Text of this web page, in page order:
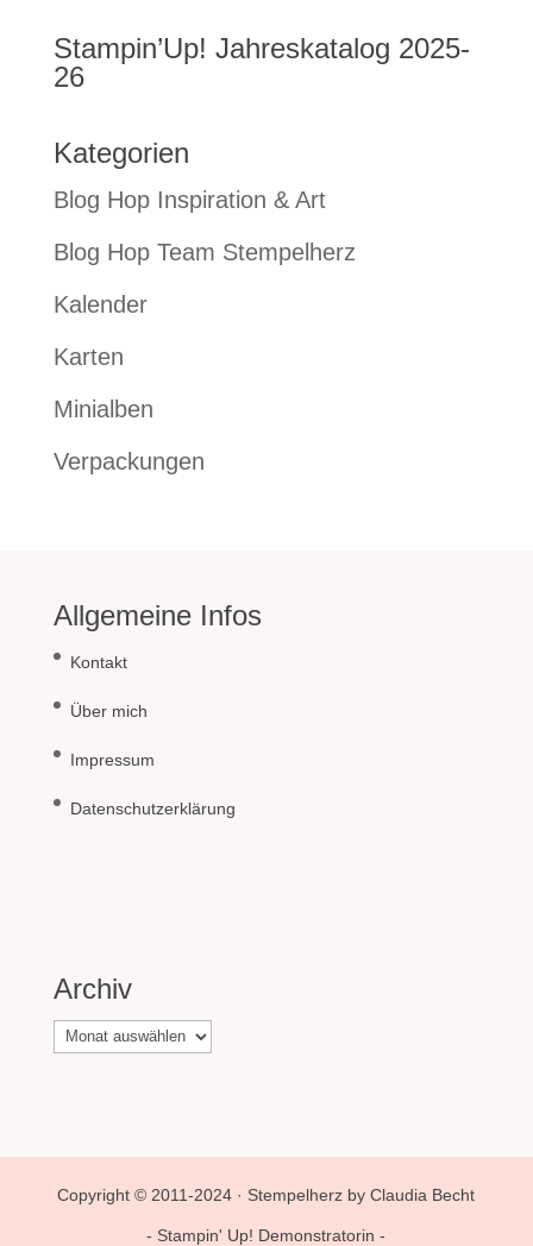
Stampin’Up! Jahreskatalog 2025-
26
Kategorien
Blog Hop Inspiration & Art
Blog Hop Team Stempelherz
Kalender
Karten
Minialben
Verpackungen
Allgemeine Infos
Kontakt
Über mich
Impressum
Datenschutzerklärung
Archiv
Archiv
Copyright © 2011-2024 · Stempelherz by Claudia Becht
- Stampin' Up! Demonstratorin -